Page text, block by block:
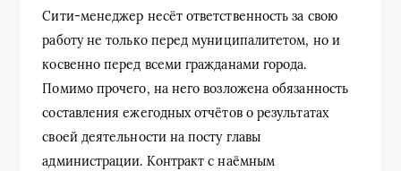
Сити-менеджер несёт ответственность за свою
работу не только перед муниципалитетом, но и
косвенно перед всеми гражданами города.
Помимо прочего, на него возложена обязанность
составления ежегодных отчётов о результатах
своей деятельности на посту главы
администрации. Контракт с наёмным